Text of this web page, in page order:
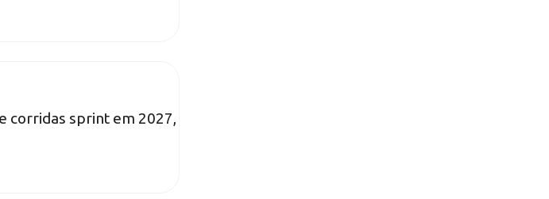
corridas sprint em 2027,